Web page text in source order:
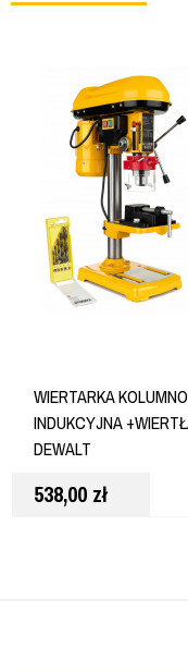
WIERTARKA
INDUKCYJNA
DEWALT
538,00 zł